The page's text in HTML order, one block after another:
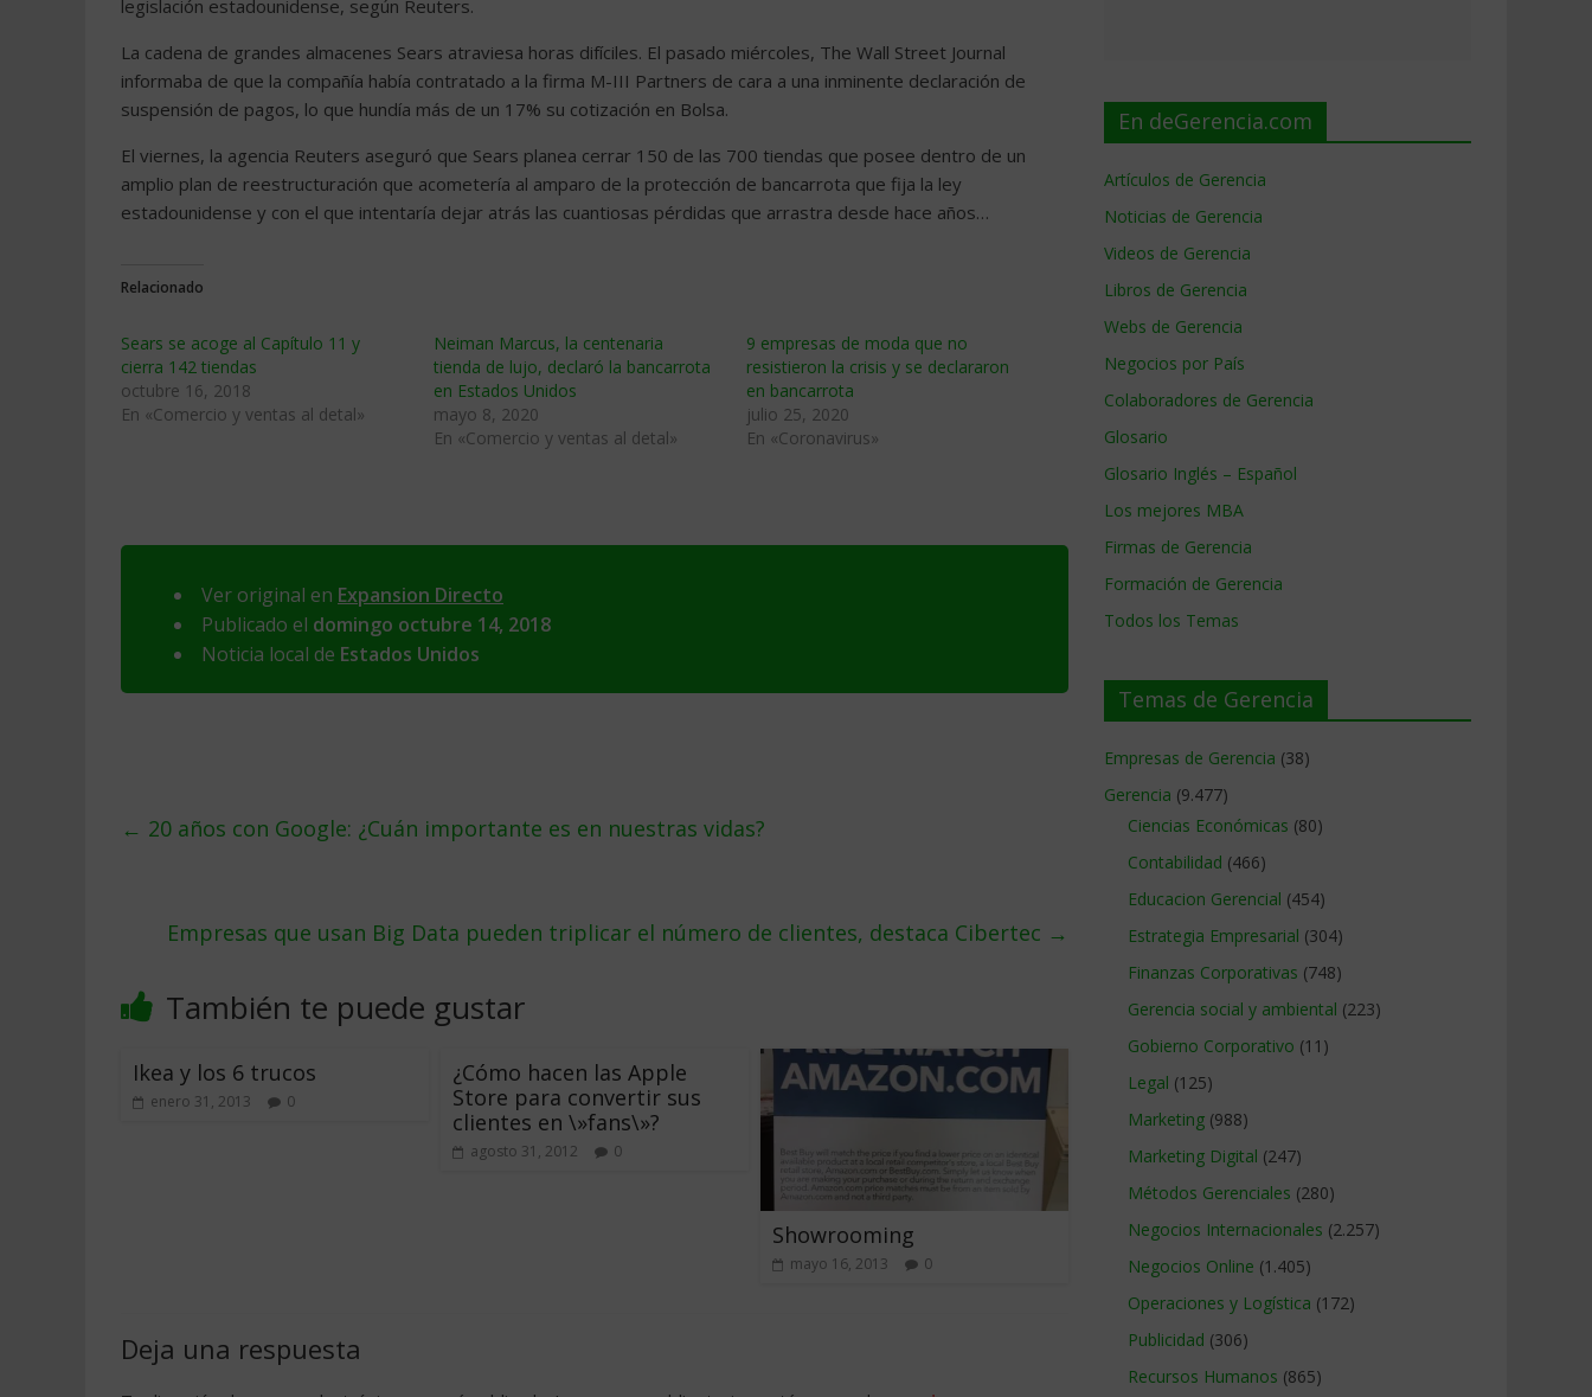
legislación estadounidense, según Reuters.
La cadena de grandes almacenes Sears atraviesa horas difíciles. El pasado miércoles, The Wall Street Journal
informaba de que la compañía había contratado a la firma M-III Partners de cara a una inminente declaración de
suspensión de pagos, lo que hundía más de un 17% su cotización en Bolsa.
El viernes, la agencia Reuters aseguró que Sears planea cerrar 150 de las 700 tiendas que posee dentro de un
amplio plan de reestructuración que acometería al amparo de la protección de bancarrota que fija la ley
estadounidense y con el que intentaría dejar atrás las cuantiosas pérdidas que arrastra desde hace años…
Relacionado
Sears se acoge al Capítulo 11 y
cierra 142 tiendas
octubre 16, 2018
En «Comercio y ventas al detal»
Neiman Marcus, la centenaria
tienda de lujo, declaró la bancarrota
en Estados Unidos
mayo 8, 2020
En «Comercio y ventas al detal»
9 empresas de moda que no
resistieron la crisis y se declararon
en bancarrota
julio 25, 2020
En «Coronavirus»
Ver original en Expansion Directo
Publicado el domingo octubre 14, 2018
Noticia local de Estados Unidos
← 20 años con Google: ¿Cuán importante es en nuestras vidas?
Empresas que usan Big Data pueden triplicar el número de clientes, destaca Cibertec →
También te puede gustar
Ikea y los 6 trucos
enero 31, 2013 0
¿Cómo hacen las Apple
Store para convertir sus
clientes en \»fans\»?
agosto 31, 2012 0
Showrooming
mayo 16, 2013 0
Deja una respuesta
En deGerencia.com
Artículos de Gerencia
Noticias de Gerencia
Videos de Gerencia
Libros de Gerencia
Webs de Gerencia
Negocios por País
Colaboradores de Gerencia
Glosario
Glosario Inglés – Español
Los mejores MBA
Firmas de Gerencia
Formación de Gerencia
Todos los Temas
Temas de Gerencia
Empresas de Gerencia (38)
Gerencia (9.477)
Ciencias Económicas (80)
Contabilidad (466)
Educacion Gerencial (454)
Estrategia Empresarial (304)
Finanzas Corporativas (748)
Gerencia social y ambiental (223)
Gobierno Corporativo (11)
Legal (125)
Marketing (988)
Marketing Digital (247)
Métodos Gerenciales (280)
Negocios Internacionales (2.257)
Negocios Online (1.405)
Operaciones y Logística (172)
Publicidad (306)
Recursos Humanos (865)